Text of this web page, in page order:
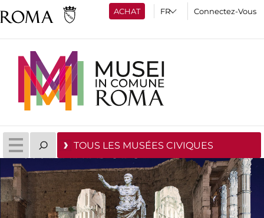
ACHAT Connectez-Vous
TOUS LES MUSÉES CIVIQUES